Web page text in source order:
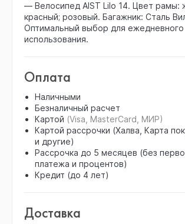
— Велосипед AIST Lilo 14. Цвет рамы:
красный; розовый. Багажник: Сталь
Оптимальный выбор для ежедневного
использования.
Оплата
Наличными
Безналичный расчет
Картой (Visa, MasterCard, МИР)
Картой рассрочки (Халва, Карта
и другие)
Рассрочка до 5 месяцев (без
платежа и процентов)
Кредит (до 4 лет)
Доставка